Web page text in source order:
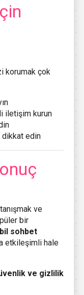
korumak çok
iletişim kurun
dikkat edin
ve
bir
sohbet
etkileşimli hale
ve gizlilik